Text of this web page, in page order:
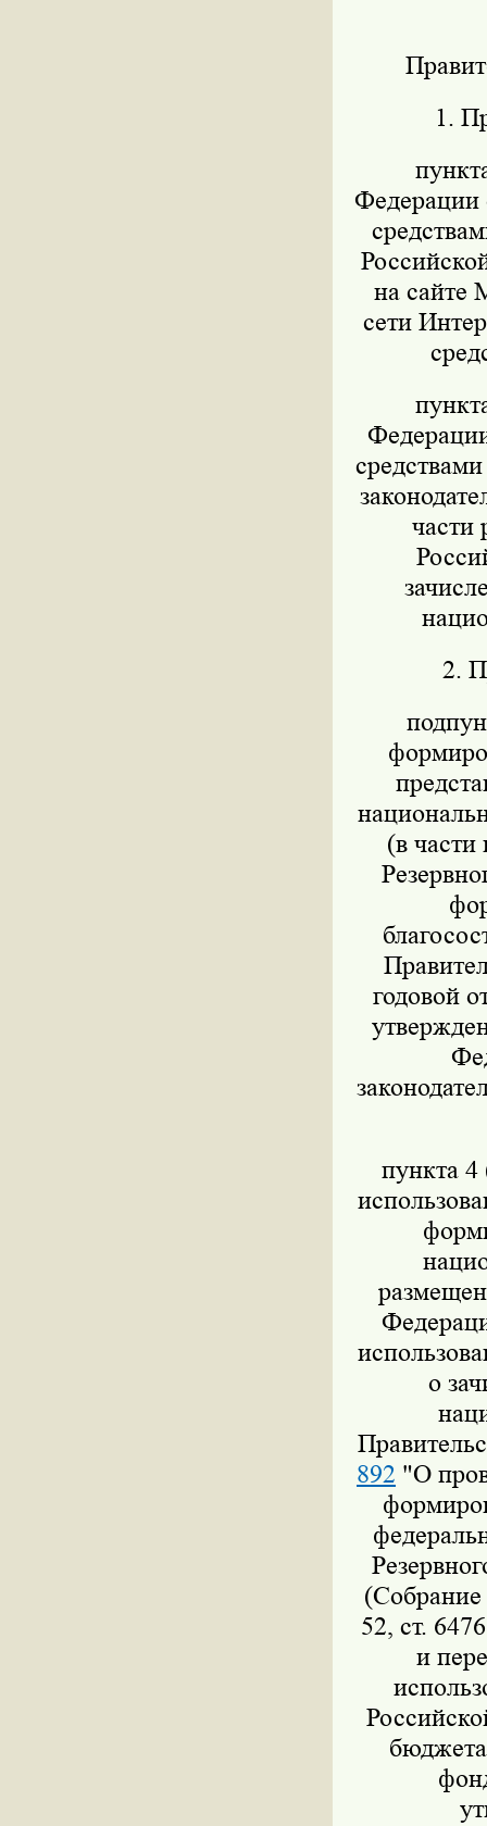
1.
Федерации
на сайте
сети
части
2.
(в части
годовой
пункта 4
о
892 "О
(Собрание
52, ст.
и